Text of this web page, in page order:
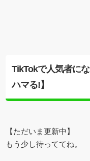
TikTokで人気者に
ハマる!】
【ただいま更新中】
もう少し待っててね。